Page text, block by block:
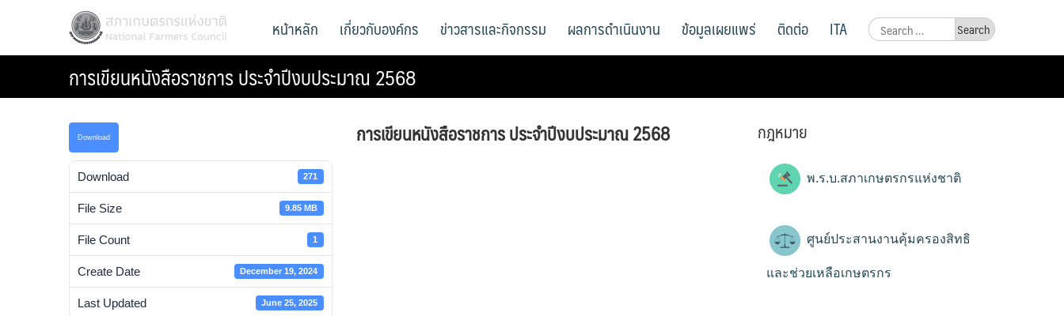
สภาเกษตรกรแห่งชาติ
National Farmers Council
Search
for:
หน้าหลัก เกี่ยวกับองค์กร ข่าวสารและกิจกรรม ผลการดำเนินงาน ข้อมูลเผยแพร่ ติดต่อ ITA
การเขียนหนังสือราชการ ประจำปีงบประมาณ 2568
Download
Download 271
File Size 9.85 MB
File Count 1
Create Date December 19, 2024
Last Updated June 25, 2025
การเขียนหนังสือราชการ ประจำปีงบประมาณ 2568 กฎหมาย
พ.ร.บ.สภาเกษตรกรแห่งชาติ
ศูนย์ประสานงานคุ้มครองสิทธิ
และช่วยเหลือเกษตรกร